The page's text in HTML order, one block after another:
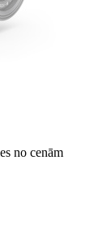
no cenām